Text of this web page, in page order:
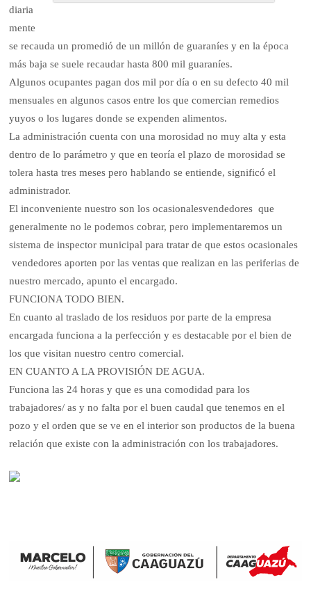
diaria
mente
se recauda un promedió de un millón de guaraníes y en la época
más baja se suele recaudar hasta 800 mil guaraníes.
Algunos ocupantes pagan dos mil por día o en su defecto 40 mil
mensuales en algunos casos entre los que comercian remedios
yuyos o los lugares donde se expenden alimentos.
La administración cuenta con una morosidad no muy alta y esta
dentro de lo parámetro y que en teoría el plazo de morosidad se
tolera hasta tres meses pero hablando se entiende, significó el
administrador.
El inconveniente nuestro son los ocasionalesvendedores que
generalmente no le podemos cobrar, pero implementaremos un
sistema de inspector municipal para tratar de que estos ocasionales
vendedores aporten por las ventas que realizan en las periferias de
nuestro mercado, apunto el encargado.
FUNCIONA TODO BIEN.
En cuanto al traslado de los residuos por parte de la empresa
encargada funciona a la perfección y es destacable por el bien de
los que visitan nuestro centro comercial.
EN CUANTO A LA PROVISIÓN DE AGUA.
Funciona las 24 horas y que es una comodidad para los
trabajadores/ as y no falta por el buen caudal que tenemos en el
pozo y el orden que se ve en el interior son productos de la buena
relación que existe con la administración con los trabajadores.